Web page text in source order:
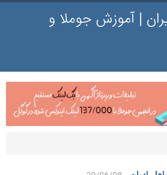
| آموزش جوملا و